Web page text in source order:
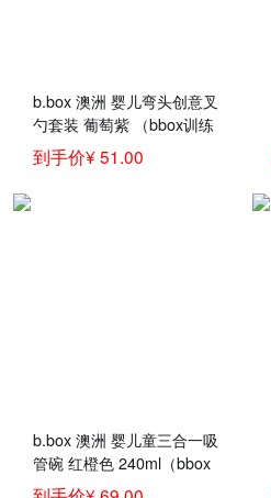
b.box 澳洲 婴儿弯头创意叉
勺套装 葡萄紫 （bbox训练
勺 宝宝儿童餐具叉子勺
子）
到手价¥ 51.00
b.box 澳洲 婴儿童三合一吸
管碗 红橙色 240ml（bbox
辅食吸管碗宝宝零食碗）